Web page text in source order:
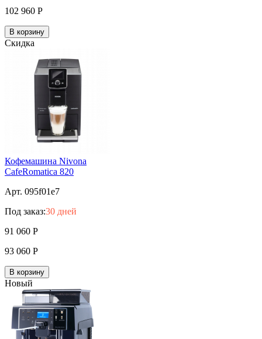
102 960 Р
В корзину
Скидка
Кофемашина Nivona
CafeRomatica 820
Арт. 095f01e7
Под заказ:30 дней
91 060 Р
93 060 Р
В корзину
Новый